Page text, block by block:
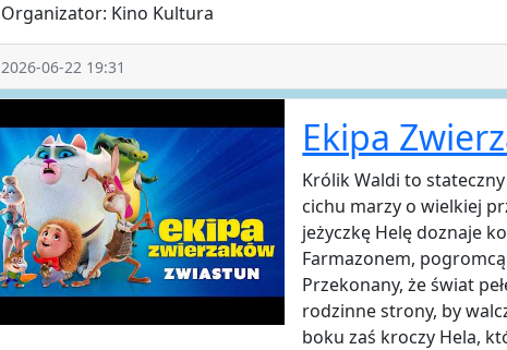
Organizator: Kino Kultura
2026-06-22 19:31
Ekipa
Królik Waldi to
cichu marzy o wielkiej
jeżyczkę Helę doznaje
Farmazonem,
Przekonany, że świat
rodzinne strony, by
boku zaś kroczy Hela,